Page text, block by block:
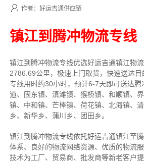
作者：好运吉通供应链
镇江到腾冲物流专线
镇江到腾冲物流专线优选好运吉通镇江物
2786.69公里， 极速上门取货，快速送达
专线用时约30小时，预计6-7天即可送达腾
道、固东镇、滇滩镇、猴桥镇、和顺镇、
镇、中和镇、芒棒镇、荷花镇、北海镇、
乡、新华乡、蒲川乡、团田乡。
镇江到腾冲物流专线依托好运吉通镇江至
体系、良好的物流网络资源、优质的物流
技术为工厂、贸易商、批发商等新老客户